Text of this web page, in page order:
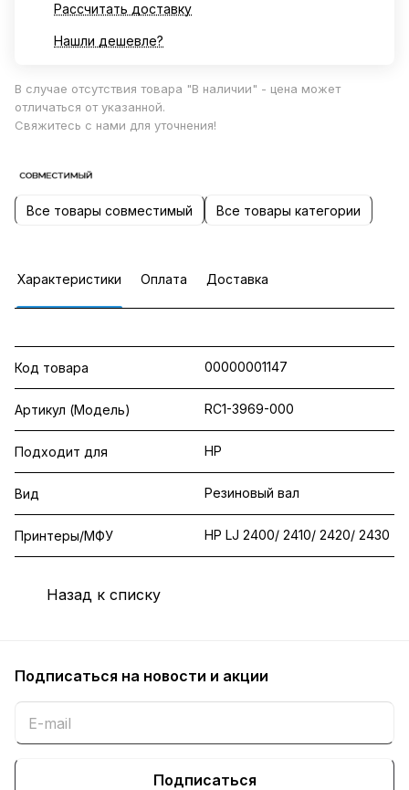
Рассчитать доставку
Нашли дешевле?
В случае отсутствия товара "В наличии" - цена может
отличаться от указанной.
Свяжитесь с нами для уточнения!
Все товары совместимый Все товары категории
Характеристики Оплата Доставка
Код товара 00000001147
Артикул (Модель) RC1-3969-000
Подходит для HP
Вид Резиновый вал
Принтеры/МФУ HP LJ 2400/ 2410/ 2420/ 2430
Назад к списку
Подписаться на новости и акции
Подписаться